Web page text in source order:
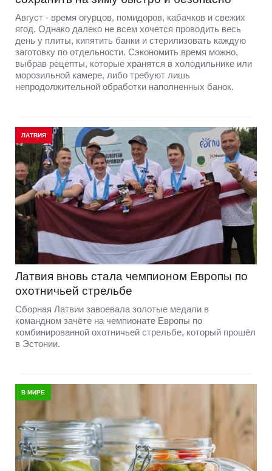
Август - время огурцов, помидоров, кабачков и свежих
ягод. Однако далеко не всем хочется проводить весь
день у плиты, кипятить банки и стерилизовать каждую
заготовку по отдельности. Сэкономить время можно,
выбрав рецепты, которые хранятся в холодильнике или
морозильной камере, либо требуют лишь
непродолжительной обработки наполненных банок.
ЛАТВИЯ
Латвия вновь стала чемпионом Европы по
охотничьей стрельбе
Сборная Латвии завоевала золотые медали в
командном зачёте на чемпионате Европы по
комбинированной охотничьей стрельбе, который прошёл
в Эстонии.
В МИРЕ